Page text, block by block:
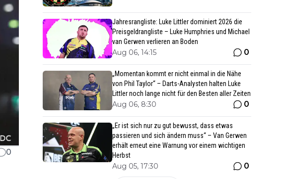
0
Jahresrangliste: Luke Littler dominiert 2026 die
Preisgeldrangliste – Luke Humphries und Michael
van Gerwen verlieren an Boden
Aug 06, 14:15 0
„Momentan kommt er nicht einmal in die Nähe
von Phil Taylor“ – Darts-Analysten halten Luke
Littler noch lange nicht für den Besten aller Zeiten
Aug 06, 8:30 0
„Er ist sich nur zu gut bewusst, dass etwas
passieren und sich ändern muss“ – Van Gerwen
erhält erneut eine Warnung vor einem wichtigen
Herbst
Aug 05, 17:30 0